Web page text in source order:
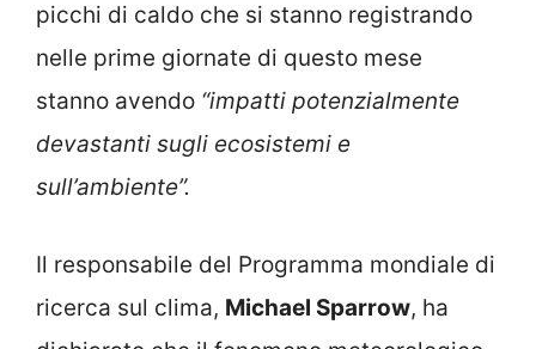
picchi di caldo che si stanno registrando
nelle prime giornate di questo mese
stanno avendo “impatti potenzialmente
devastanti sugli ecosistemi e
sull’ambiente”.
Il responsabile del Programma mondiale di
ricerca sul clima, Michael Sparrow, ha